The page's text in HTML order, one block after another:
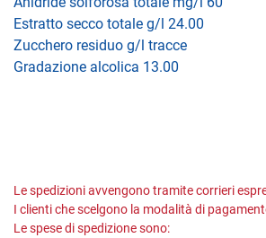
Estratto secco totale g/l 24.00
Zucchero residuo g/l tracce
Gradazione alcolica 13.00
Le spedizioni avvengono tramite corrieri
I clienti che scelgono la modalità di
Le spese di spedizione sono: